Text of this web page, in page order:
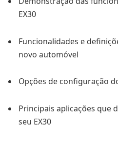
EX30
Funcionalidades e
novo automóvel
Opções de configuração
Principais aplicações que
seu EX30